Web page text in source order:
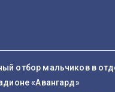
отбор мальчиков в
«Авангард»